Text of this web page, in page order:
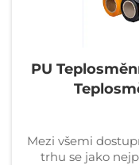
PU
Mezi všemi
trhu se jako